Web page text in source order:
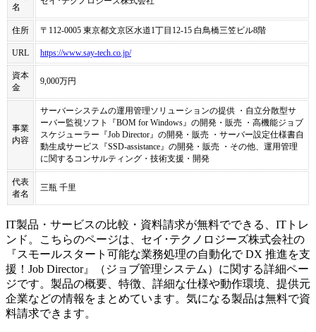
名
住所 〒112-0005 東京都文京区水道1丁目12-15 白鳥橋三笠ビル8階
URL https://www.say-tech.co.jp/
資本
金
9,000万円
事業
内容
サーバーシステムの運用管理ソリューションの提供 ・自立分散型サ
ーバー監視ソフト『BOM for Windows』の開発・販売 ・高機能ジョブ
スケジューラー『Job Director』の開発・販売 ・サーバー設定仕様書自
動生成サービス『SSD-assistance』の開発・販売 ・その他、運用管理
に関するコンサルティング・技術支援・開発
代表
者名
三瓶 千里
IT製品・サービスの比較・資料請求が無料でできる、ITトレ
ンド。こちらのページは、 セイ･テクノロジーズ株式会社の
『スモールスタート可能な業務処理の自動化で DX 推進を支
援！ Job Director』（ ジョブ管理システム ）に関する詳細ペー
ジです。製品の概要、特徴、詳細な仕様や動作環境、提供元
企業などの情報をまとめています。気になる製品は無料で資
料請求できます。